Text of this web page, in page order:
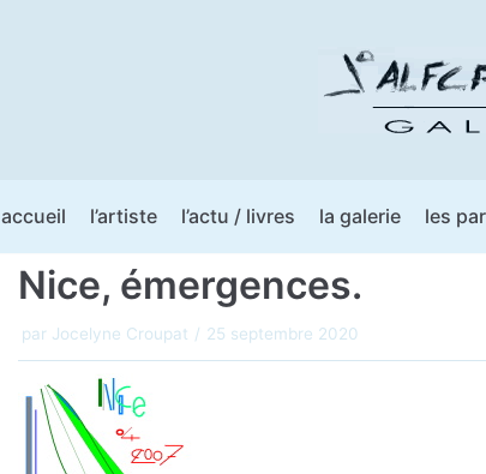
accueil l’artiste l’actu / livres la galerie les
Nice, émergences.
par Jocelyne Croupat 25 septembre 2020